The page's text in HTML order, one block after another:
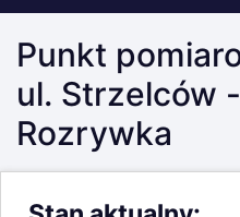
Punkt
ul. Strzelców
Rozrywka
Stan aktualny: